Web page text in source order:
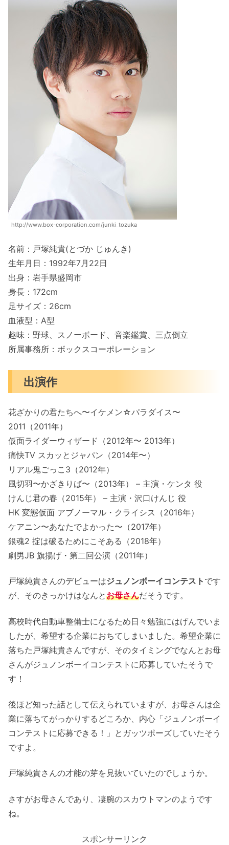
http://www.box-corporation.com/junki_tozuka
名前：戸塚純貴(とづか じゅんき)
生年月日：1992年7月22日
出身：岩手県盛岡市
身長：172cm
足サイズ：26cm
血液型：A型
趣味：野球、スノーボード、音楽鑑賞、三点倒立
所属事務所：ボックスコーポレーション
出演作
花ざかりの君たちへ〜イケメン☆パラダイス〜
2011（2011年）
仮面ライダーウィザード（2012年〜 2013年）
痛快TV スカッとジャパン（2014年〜）
リアル鬼ごっこ3（2012年）
風切羽〜かざきりば〜（2013年） – 主演・ケンタ 役
けんじ君の春（2015年） – 主演・沢口けんじ 役
HK 変態仮面 アブノーマル・クライシス（2016年）
ケアニン〜あなたでよかった〜（2017年）
銀魂2 掟は破るためにこそある（2018年）
劇男JB 旗揚げ・第二回公演（2011年）
戸塚純貴さんのデビューはジュノンボーイコンテスト です
が、そのきっかけはなんとお母さんだそうです。
高校時代自動車整備士になるため日々勉強にはげんでいま
したが、希望する企業におちてしまいました。希望企業に
落ちた戸塚純貴さんですが、そのタイミングでなんとお母
さんがジュノンボーイコンテストに応募していたそうで
す！
後ほど知った話として伝えられていますが、お母さんは企
業に落ちてがっかりするどころか、内心「ジュノンボーイ
コンテストに応募できる！」とガッツポーズしていたそう
ですよ。
戸塚純貴さんの才能の芽を見抜いていたのでしょうか。
さすがお母さんであり、凄腕のスカウトマンのようです
ね。
スポンサーリンク